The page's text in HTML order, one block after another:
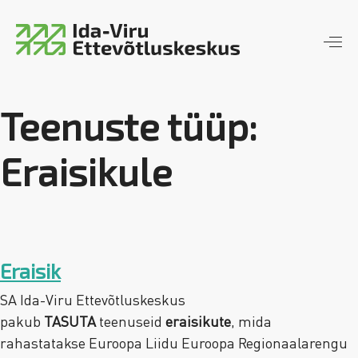
Teenuste tüüp:
Eraisikule
Eraisik
SA Ida-Viru Ettevõtluskeskus
pakub TASUTAteenuseid eraisikute, mida
rahastatakse Euroopa Liidu Euroopa Regionaalarengu